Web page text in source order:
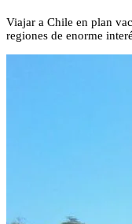
Viajar a Chile en plan
regiones de enorme